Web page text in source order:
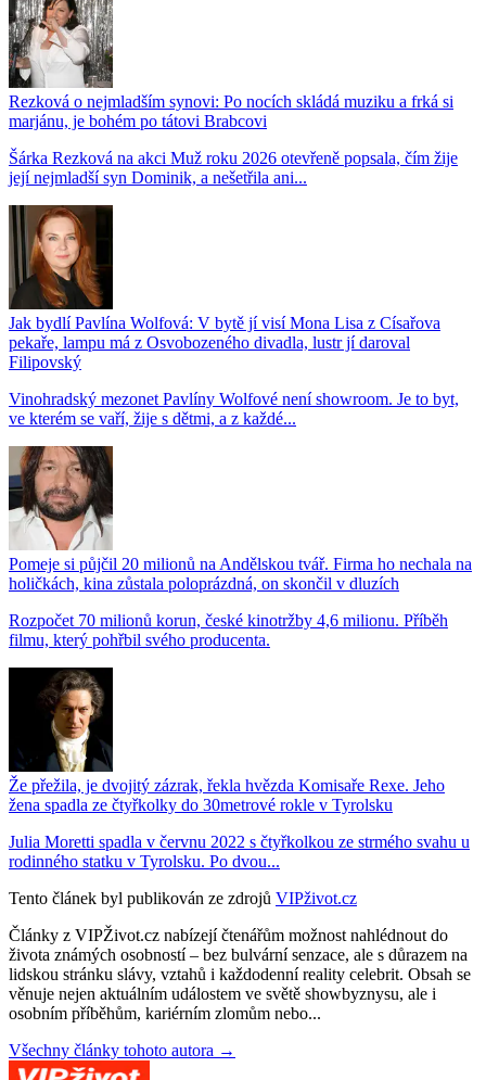
Rezková o nejmladším synovi: Po nocích skládá muziku a frká si
marjánu, je bohém po tátovi Brabcovi
Šárka Rezková na akci Muž roku 2026 otevřeně popsala, čím žije
její nejmladší syn Dominik, a nešetřila ani...
Jak bydlí Pavlína Wolfová: V bytě jí visí Mona Lisa z Císařova
pekaře, lampu má z Osvobozeného divadla, lustr jí daroval
Filipovský
Vinohradský mezonet Pavlíny Wolfové není showroom. Je to byt,
ve kterém se vaří, žije s dětmi, a z každé...
Pomeje si půjčil 20 milionů na Andělskou tvář. Firma ho nechala na
holičkách, kina zůstala poloprázdná, on skončil v dluzích
Rozpočet 70 milionů korun, české kinotržby 4,6 milionu. Příběh
filmu, který pohřbil svého producenta.
Že přežila, je dvojitý zázrak, řekla hvězda Komisaře Rexe. Jeho
žena spadla ze čtyřkolky do 30metrové rokle v Tyrolsku
Julia Moretti spadla v červnu 2022 s čtyřkolkou ze strmého svahu u
rodinného statku v Tyrolsku. Po dvou...
Tento článek byl publikován ze zdrojů VIPživot.cz
Články z VIPŽivot.cz nabízejí čtenářům možnost nahlédnout do
života známých osobností – bez bulvární senzace, ale s důrazem na
lidskou stránku slávy, vztahů i každodenní reality celebrit. Obsah se
věnuje nejen aktuálním událostem ve světě showbyznysu, ale i
osobním příběhům, kariérním zlomům nebo...
Všechny články tohoto autora →